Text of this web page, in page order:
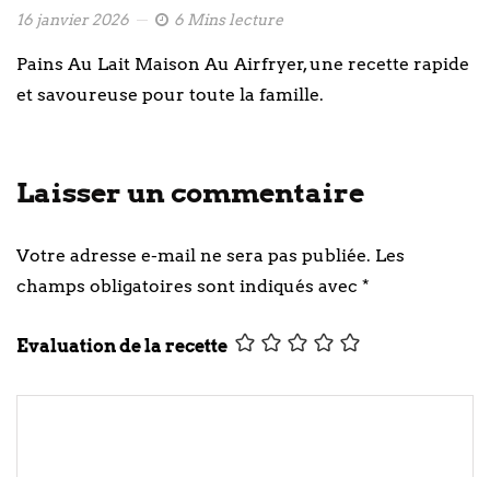
16 janvier 2026 6 Mins lecture
Pains Au Lait Maison Au Airfryer, une recette rapide
et savoureuse pour toute la famille.
Laisser un commentaire
Votre adresse e-mail ne sera pas publiée. Les
champs obligatoires sont indiqués avec *
Evaluation de la recette